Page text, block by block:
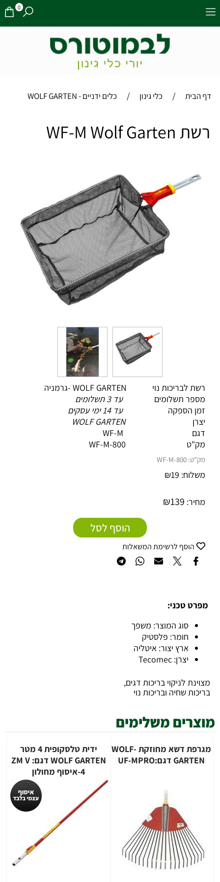
0
דף הבית / כלי גינון / כלים ידניים - WOLF GARTEN
רשת WF-M Wolf Garten
רשת לבריכות נוי WOLF GARTEN -גרמניה
מספר תשלומיםעד 3 תשלומים
זמן הספקהעד 14 ימי עסקים
יצרןWOLF GARTEN
דגם WF-M
מק"ט
מק"ט: 800-WF-M
משלוח: ₪19
מחיר: ₪139
הוסף לסל
הוסף לרשימת המשאלות
מפרט טכני:
סוג המוצר: משפך
חומר: פלסטיק
ארץ יצור: איטליה
יצרן: Tecomec
מצוינת לניקוי בריכות דגים,
בריכות שחיה ובריכות נוי
מוצרים משלימים
מגרפת דשא מחוזקת WOLF-
GARTEN דגם:UF-MPRO
ידית טלסקופית 4 מטר
WOLF GARTEN דגם: ZM V
4-איסוף מחולון